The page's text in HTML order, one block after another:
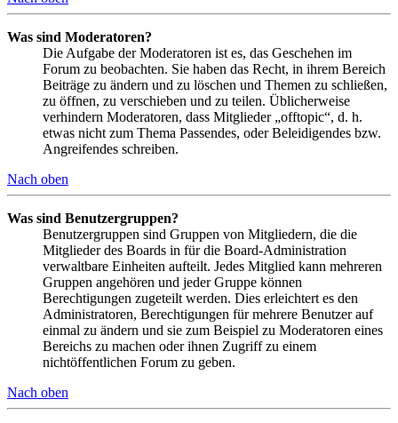
Was sind Moderatoren?
Die Aufgabe der Moderatoren ist es, das Geschehen im
Forum zu beobachten. Sie haben das Recht, in ihrem Bereich
Beiträge zu ändern und zu löschen und Themen zu schließen,
zu öffnen, zu verschieben und zu teilen. Üblicherweise
verhindern Moderatoren, dass Mitglieder „offtopic“, d. h.
etwas nicht zum Thema Passendes, oder Beleidigendes bzw.
Angreifendes schreiben.
Nach oben
Was sind Benutzergruppen?
Benutzergruppen sind Gruppen von Mitgliedern, die die
Mitglieder des Boards in für die Board-Administration
verwaltbare Einheiten aufteilt. Jedes Mitglied kann mehreren
Gruppen angehören und jeder Gruppe können
Berechtigungen zugeteilt werden. Dies erleichtert es den
Administratoren, Berechtigungen für mehrere Benutzer auf
einmal zu ändern und sie zum Beispiel zu Moderatoren eines
Bereichs zu machen oder ihnen Zugriff zu einem
nichtöffentlichen Forum zu geben.
Nach oben